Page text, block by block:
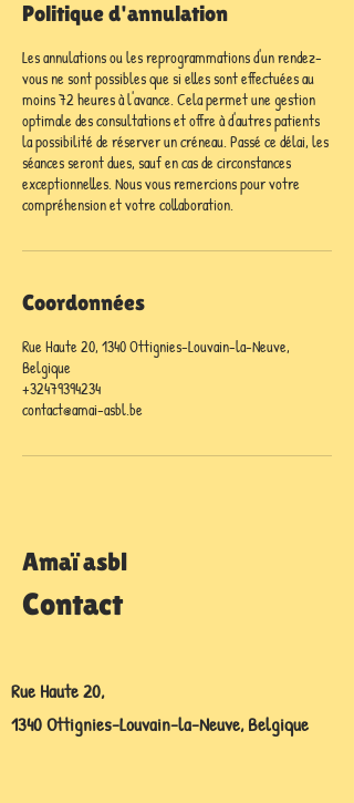
Politique d'annulation
Les annulations ou les reprogrammations d'un rendez-
vous ne sont possibles que si elles sont effectuées au
moins 72 heures à l'avance. Cela permet une gestion
optimale des consultations et offre à d'autres patients
la possibilité de réserver un créneau. Passé ce délai, les
séances seront dues, sauf en cas de circonstances
exceptionnelles. Nous vous remercions pour votre
compréhension et votre collaboration.
Coordonnées
Rue Haute 20, 1340 Ottignies-Louvain-la-Neuve,
Belgique
+32479394234
contact@amai-asbl.be
Amaï asbl
Contact
Rue Haute 20,
1340 Ottignies-Louvain-la-Neuve, Belgique